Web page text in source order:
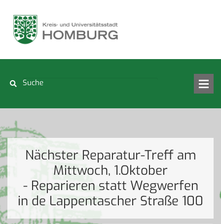
Nächster Reparatur-Treff am
Mittwoch, 1.Oktober
- Reparieren statt Wegwerfen
in de Lappentascher Straße 100